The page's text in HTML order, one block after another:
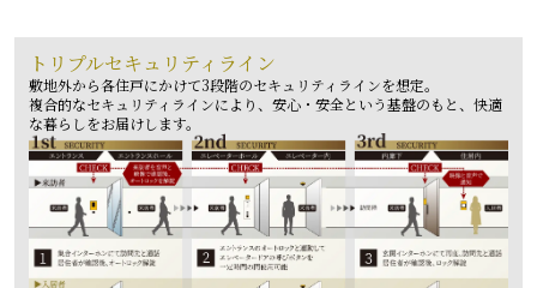
トリプルセキュリティライン
敷地外から各住戸にかけて3段階のセキュリティラインを想定。
複合的なセキュリティラインにより、安心・安全という基盤のもと、快適
な暮らしをお届けします。